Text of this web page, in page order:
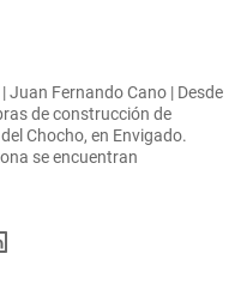
Fernando Cano | Desde
de construcción de
Chocho, en Envigado.
se encuentran